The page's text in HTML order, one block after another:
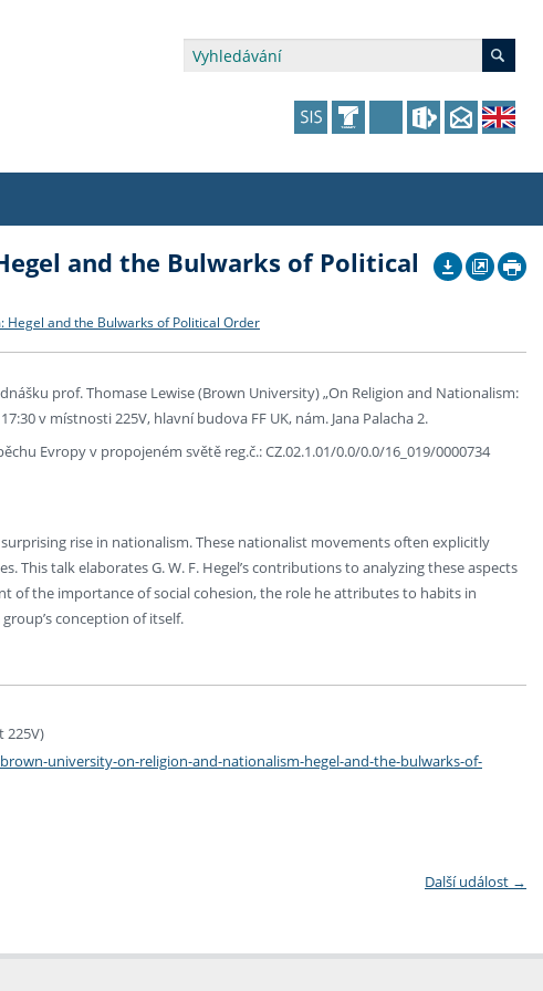
Pro média a veřejnost
Knihovna
Kurzy dalšího vzdělávání
Programy s mikrocertifikátem
Kurzy dalšího vzdělávání
Studující se specifickými potřebami
Transfer & Impact Office
Vědecké ceny a fondy
Přijíždějící zaměstnanci
Mimofakultní financování výjezdů
and the Bulwarks of Political
Hegel and the Bulwarks of Political Order
prof. Thomase Lewise (Brown University) „On Religion and Nationalism:
v místnosti 225V, hlavní budova FF UK, nám. Jana Palacha 2.
Evropy v propojeném světě reg.č.: CZ.02.1.01/0.0/0.0/16_019/0000734
rise in nationalism. These nationalist movements often explicitly
talk elaborates G. W. F. Hegel’s contributions to analyzing these aspects
of the importance of social cohesion, the role he attributes to habits in
conception of itself.
225V)
university-on-religion-and-nationalism-hegel-and-the-bulwarks-of-
Další událost →